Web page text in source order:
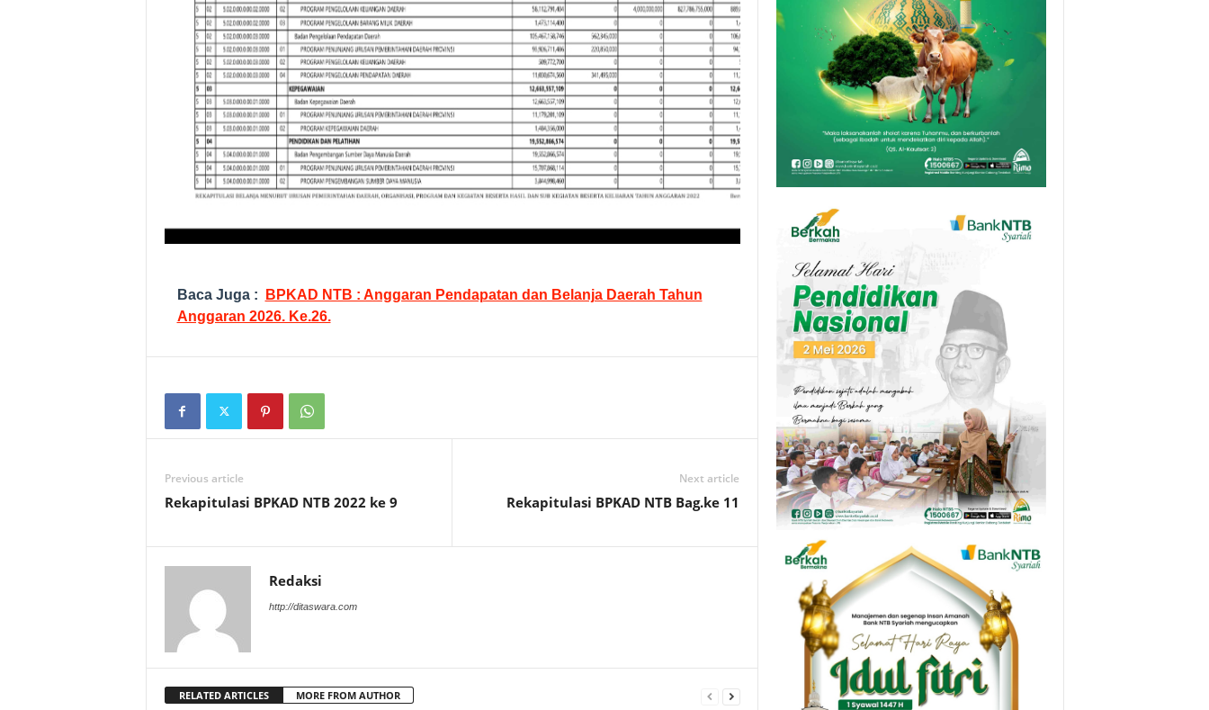
Baca Juga :
BPKAD NTB : Anggaran Pendapatan dan Belanja Daerah Tahun
Anggaran 2026. Ke.26.
Previous article
Rekapitulasi BPKAD NTB 2022 ke 9
Next article
Rekapitulasi BPKAD NTB Bag.ke 11
Redaksi
http://ditaswara.com
RELATED ARTICLES MORE FROM AUTHOR